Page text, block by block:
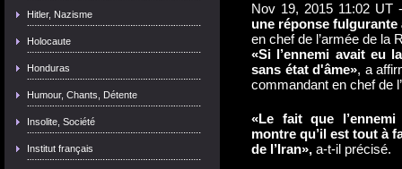
Hitler, Nazisme
Holocaute
Honduras
Humour, Chants, Détente
Insolite, Société
Institut français
Nov 19, 2015 11:02 UT
une réponse fulgurante
en chef de l’armée de la
«Si l’ennemi avait eu
sans état d'âme», a
commandant en chef de
«Le fait que
montre qu’il est tout à
de l’Iran», a-t-il précisé.